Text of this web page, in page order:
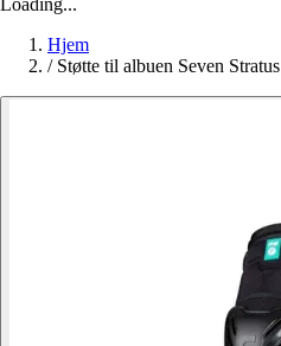
Loading...
Hjem
/ Støtte til albuen Seven Stratus